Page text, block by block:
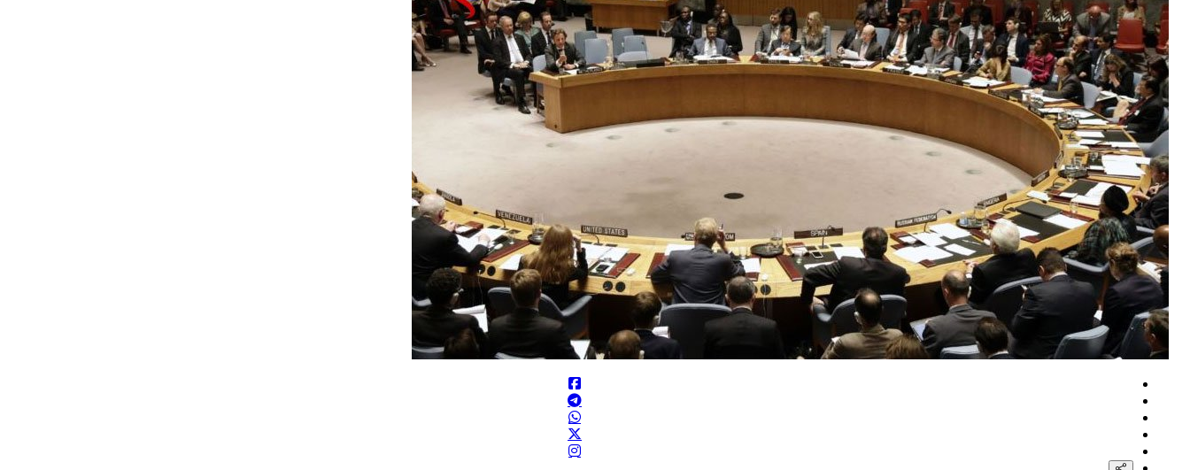
تنگه هرمز؛ آنگاه که دریانوردی به نبردی بر سر نفوذ تبدیل می‌شود
غریب آبادی: تفاهم ایران و عمان درباره ترتیبات تنگه هرمز در آستانه نهایی شدن است
درگیری لفظی ترامپ و هگست بر سر بحران مهمات و درگیری با ایران